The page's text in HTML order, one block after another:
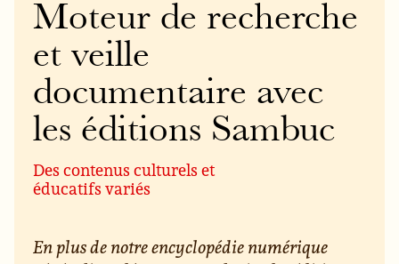
Moteur de recherche
et veille
documentaire avec
les éditions Sambuc
Des contenus culturels et
éducatifs variés
En plus de notre encyclopédie numérique